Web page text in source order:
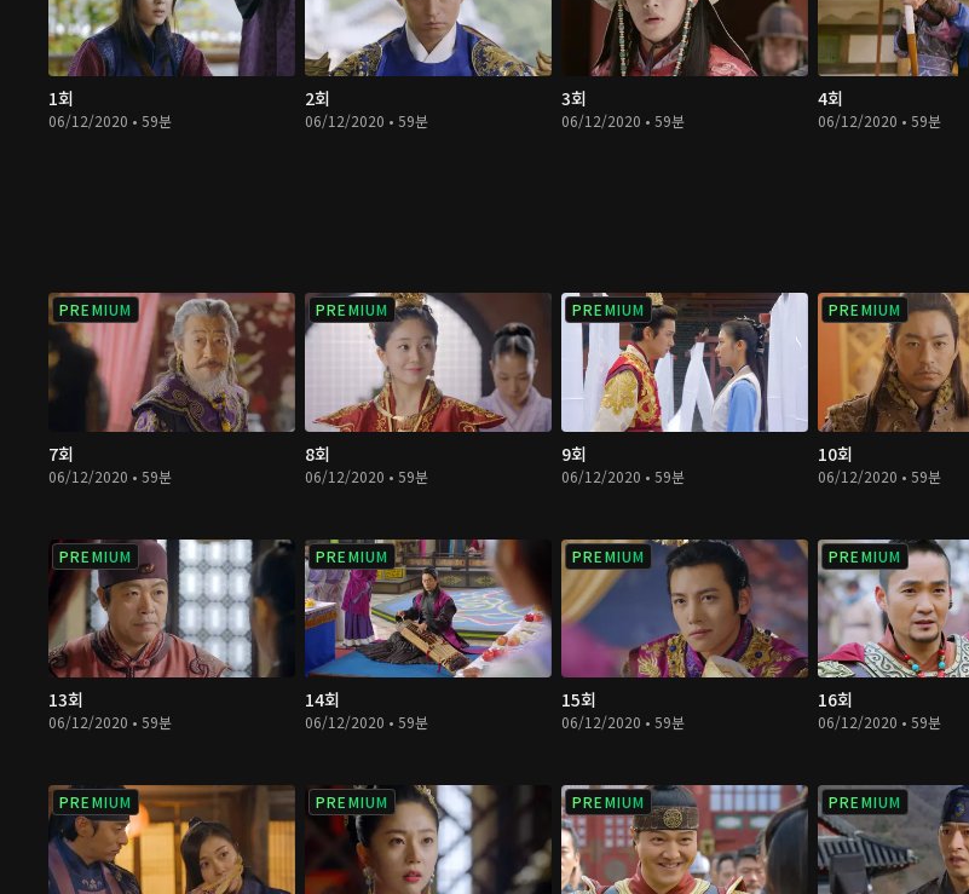
1회
06/12/2020 • 59분
2회
06/12/2020 • 59분
3회
06/12/2020 • 59분
4회
06/12/2020 • 59분
PREMIUM
7회
06/12/2020 • 59분
PREMIUM
8회
06/12/2020 • 59분
PREMIUM
9회
06/12/2020 • 59분
PREMIUM
10회
06/12/2020 • 59분
PREMIUM
13회
06/12/2020 • 59분
PREMIUM
14회
06/12/2020 • 59분
PREMIUM
15회
06/12/2020 • 59분
PREMIUM
16회
06/12/2020 • 59분
PREMIUM PREMIUM PREMIUM PREMIUM